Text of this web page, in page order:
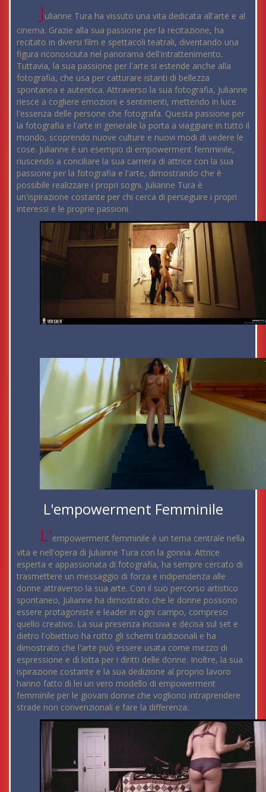
Julianne Tura ha vissuto una vita dedicata all'arte e al
cinema. Grazie alla sua passione per la recitazione, ha
recitato in diversi film e spettacoli teatrali, diventando una
figura riconosciuta nel panorama dell'intrattenimento.
Tuttavia, la sua passione per l'arte si estende anche alla
fotografia, che usa per catturare istanti di bellezza
spontanea e autentica. Attraverso la sua fotografia, Julianne
riesce a cogliere emozioni e sentimenti, mettendo in luce
l'essenza delle persone che fotografa. Questa passione per
la fotografia e l'arte in generale la porta a viaggiare in tutto il
mondo, scoprendo nuove culture e nuovi modi di vedere le
cose. Julianne è un esempio di empowerment femminile,
riuscendo a conciliare la sua carriera di attrice con la sua
passione per la fotografia e l'arte, dimostrando che è
possibile realizzare i propri sogni. Julianne Tura è
un'ispirazione costante per chi cerca di perseguire i propri
interessi e le proprie passioni.
L'empowerment Femminile
L'empowerment femminile è un tema centrale nella
vita e nell'opera di Julianne Tura con la gonna. Attrice
esperta e appassionata di fotografia, ha sempre cercato di
trasmettere un messaggio di forza e indipendenza alle
donne attraverso la sua arte. Con il suo percorso artistico
spontaneo, Julianne ha dimostrato che le donne possono
essere protagoniste e leader in ogni campo, compreso
quello creativo. La sua presenza incisiva e decisa sul set e
dietro l'obiettivo ha rotto gli schemi tradizionali e ha
dimostrato che l'arte può essere usata come mezzo di
espressione e di lotta per i diritti delle donne. Inoltre, la sua
ispirazione costante e la sua dedizione al proprio lavoro
hanno fatto di lei un vero modello di empowerment
femminile per le giovani donne che vogliono intraprendere
strade non convenzionali e fare la differenza.